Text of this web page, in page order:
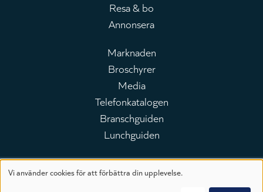
Resa & bo
Annonsera
Leaderboard
Marknaden
Broschyrer
Media
Telefonkatalogen
Branschguiden
Lunchguiden
Vi använder cookies för att förbättra din upplevelse.